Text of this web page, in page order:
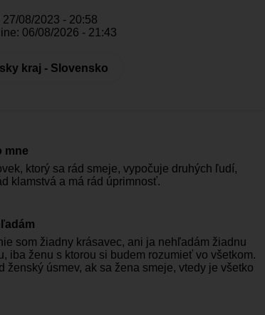
08/2023 - 20:58
06/08/2026 - 21:43
kraj - Slovensko
mne
ktorý sa rád smeje, vypočuje druhých ľudí,
klamstvá a má rád úprimnosť.
som žiadny krásavec, ani ja nehľadám žiadnu
iba ženu s ktorou si budem rozumieť vo všetkom.
ženský úsmev, ak sa žena smeje, vtedy je všetko